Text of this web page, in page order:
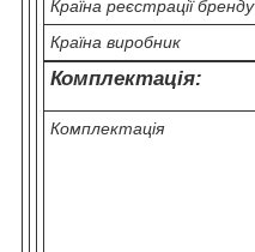
Країна реєстрації бренду
Країна виробник
Комплектація:
Комплектація